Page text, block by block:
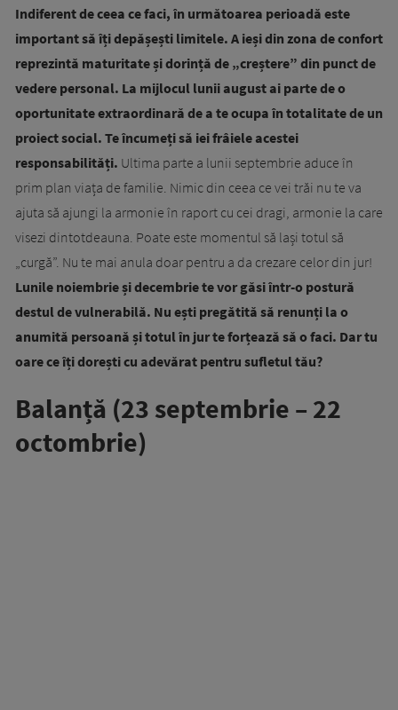
Indiferent de ceea ce faci, în următoarea perioadă este
important să îți depășești limitele. A ieși din zona de confort
reprezintă maturitate și dorință de „creștere” din punct de
vedere personal. La mijlocul lunii august ai parte de o
oportunitate extraordinară de a te ocupa în totalitate de un
proiect social. Te încumeți să iei frâiele acestei
responsabilități. Ultima parte a lunii septembrie aduce în
prim plan viața de familie. Nimic din ceea ce vei trăi nu te va
ajuta să ajungi la armonie în raport cu cei dragi, armonie la care
visezi dintotdeauna. Poate este momentul să lași totul să
„curgă”. Nu te mai anula doar pentru a da crezare celor din jur!
Lunile noiembrie și decembrie te vor găsi într-o postură
destul de vulnerabilă. Nu ești pregătită să renunți la o
anumită persoană și totul în jur te forțează să o faci. Dar tu
oare ce îți dorești cu adevărat pentru sufletul tău?
Balanță (23 septembrie – 22
octombrie)